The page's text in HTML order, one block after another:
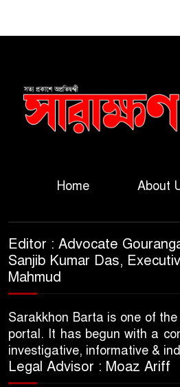
Home About
Editor : Advocate
Sanjib Kumar Das,
Mahmud
Sarakkhon Barta is one of
portal. It has begun with a
investigative, informative &
Legal Advisor : Moaz Ariff